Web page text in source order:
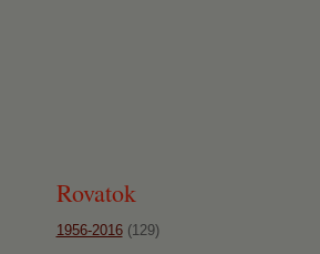
Rovatok
1956-2016(129)